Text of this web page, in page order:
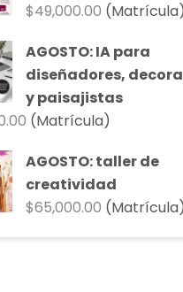
$49,000.00 (Matrícula)
AGOSTO: IA para
diseñadores,
y paisajistas
(Matrícula)
AGOSTO: taller de
creatividad
$65,000.00 (Matrícula)